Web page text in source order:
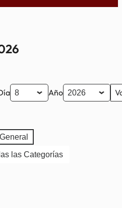
Año
General
las Categorías